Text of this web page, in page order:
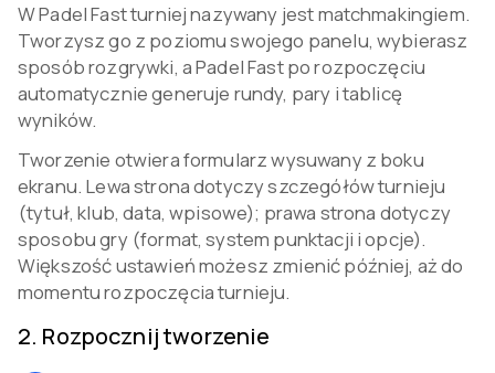
W Padel Fast turniej nazywany jest matchmakingiem.
Tworzysz go z poziomu swojego panelu, wybierasz
sposób rozgrywki, a Padel Fast po rozpoczęciu
automatycznie generuje rundy, pary i tablicę
wyników.
Tworzenie otwiera formularz wysuwany z boku
ekranu. Lewa strona dotyczy szczegółów turnieju
(tytuł, klub, data, wpisowe); prawa strona dotyczy
sposobu gry (format, system punktacji i opcje).
Większość ustawień możesz zmienić później, aż do
momentu rozpoczęcia turnieju.
2. Rozpocznij tworzenie